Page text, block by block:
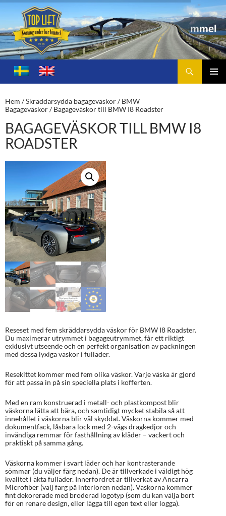
Toplift.se – för körning under bar himmel
HOPPA
TILL
Hem /Skräddarsydda bagageväskor/BMW
Bagageväskor/ Bagageväskor till BMW I8 Roadster
BAGAGEVÄSKOR TILL BMW I8
ROADSTER
Reseset med fem skräddarsydda väskor för BMW I8 Roadster.
Du maximerar utrymmet i bagageutrymmet, får ett riktigt
exklusivt utseende och en perfekt organisation av packningen
med dessa lyxiga väskor i fulläder.
Resekittet kommer med fem olika väskor. Varje väska är gjord
för att passa in på sin speciella plats i kofferten.
Med en ram konstruerad i metall- och plastkompost blir
väskorna lätta att bära, och samtidigt mycket stabila så att
innehållet i väskorna blir väl skyddat. Väskorna kommer med
dokumentfack, låsbara lock med 2-vägs dragkedjor och
invändiga remmar för fasthållning av kläder – vackert och
praktiskt på samma gång.
Väskorna kommer i svart läder och har kontrasterande
sömmar (du väljer färg nedan). De är tillverkade i väldigt hög
kvalitet i äkta fulläder. Innerfordret är tillverkat av Ancarra
Microfiber (välj färg på interiören nedan). Väskorna kommer
fint dekorerade med broderad logotyp (som du kan välja bort
för en renare design, eller lägga till egen text eller logga).